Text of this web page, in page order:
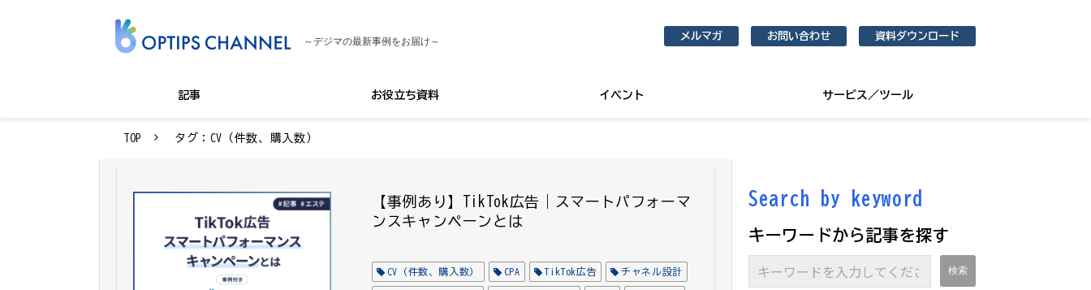
～デジマの最新事例をお届け～ メルマガ お問い合わせ 資料ダウンロード
記事 お役立ち資料 イベント サービス／ツール
TOP タグ：CV（件数、購入数）
【事例あり】TikTok広告｜スマートパフォーマ
ンスキャンペーンとは
CV（件数、購入数） CPA TikTok広告 チャネル設計
Search by keyword
キーワードから記事を探す